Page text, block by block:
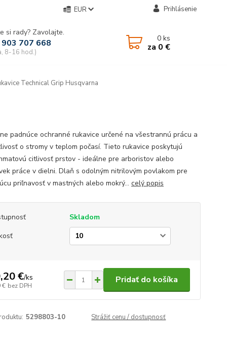
EUR Prihlásenie
si rady? Zavolajte.
707 668
8-16 hod.)
0ks
za 0 €
Technical Grip Husqvarna
padnúce ochranné rukavice určené na všestrannú prácu a
o stromy v teplom počasí. Tieto rukavice poskytujú
citlivosť prstov - ideálne pre arboristov alebo
práce v dielni. Dlaň s odolným nitrilovým povlakom pre
priľnavosť v mastných alebo mokrý... celý popis
Skladom
€/ks
€ bez DPH
Pridať do košíka
5298803-10 Strážiť cenu / dostupnosť